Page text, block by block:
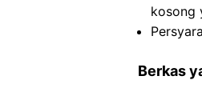
kosong
Berkas